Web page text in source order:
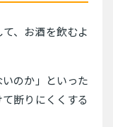
、お酒を飲むよ
のか」といった
断りにくくする